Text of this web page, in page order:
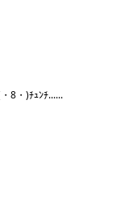
8・)ﾁｭﾝﾁ......